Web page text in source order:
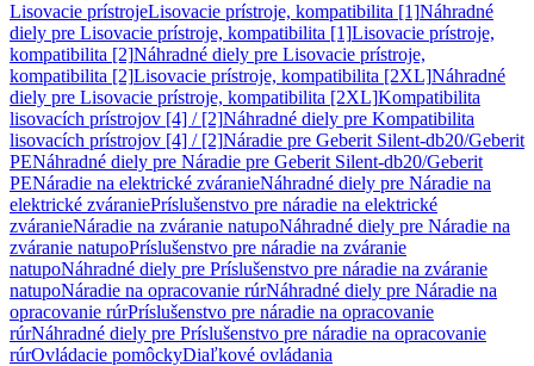
Lisovacie prístrojeLisovacie prístroje, kompatibilita [1]Náhradné
diely pre Lisovacie prístroje, kompatibilita [1]Lisovacie prístroje,
kompatibilita [2]Náhradné diely pre Lisovacie prístroje,
kompatibilita [2]Lisovacie prístroje, kompatibilita [2XL]Náhradné
diely pre Lisovacie prístroje, kompatibilita [2XL]Kompatibilita
lisovacích prístrojov [4] / [2]Náhradné diely pre Kompatibilita
lisovacích prístrojov [4] / [2]Náradie pre Geberit Silent-db20/Geberit
PENáhradné diely pre Náradie pre Geberit Silent-db20/Geberit
PENáradie na elektrické zváranieNáhradné diely pre Náradie na
elektrické zváraniePríslušenstvo pre náradie na elektrické
zváranieNáradie na zváranie natupoNáhradné diely pre Náradie na
zváranie natupoPríslušenstvo pre náradie na zváranie
natupoNáhradné diely pre Príslušenstvo pre náradie na zváranie
natupoNáradie na opracovanie rúrNáhradné diely pre Náradie na
opracovanie rúrPríslušenstvo pre náradie na opracovanie
rúrNáhradné diely pre Príslušenstvo pre náradie na opracovanie
rúrOvládacie pomôckyDiaľkové ovládania